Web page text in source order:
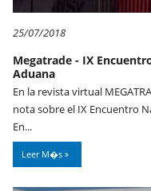
25/07/2018
Megatrade - IX
Aduana
En la revista virtual
nota sobre el IX Encuentro
En...
Leer M�s